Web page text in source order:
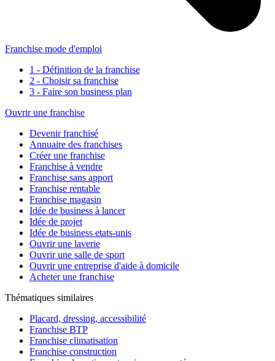
Franchise mode d'emploi
1 - Définition de la franchise
2 - Choisir sa franchise
3 - Faire son business plan
Ouvrir une franchise
Devenir franchisé
Annuaire des franchises
Créer une franchise
Franchise à vendre
Franchise sans apport
Franchise rentable
Franchise magasin
Idée de business à lancer
Idée de projet
Idée de business etats-unis
Ouvrir une laverie
Ouvrir une salle de sport
Ouvrir une entreprise d'aide à domicile
Acheter une franchise
Thématiques similaires
Placard, dressing, accessibilité
Franchise BTP
Franchise climatisation
Franchise construction